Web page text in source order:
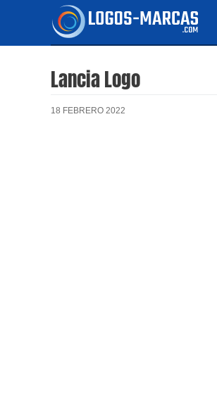
contenido
Lancia Logo
18 FEBRERO 2022